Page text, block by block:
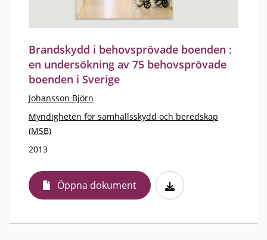
Brandskydd i behovsprövade boenden :
en undersökning av 75 behovsprövade
boenden i Sverige
Johansson Björn
Myndigheten för samhällsskydd och beredskap
(MSB)
2013
Öppna dokument